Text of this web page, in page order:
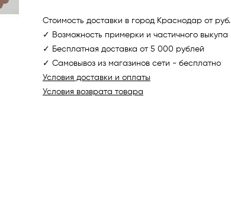
Стоимость доставки в город Краснодар от руб.
✓ Возможность примерки и частичного выкупа
✓ Бесплатная доставка от 5 000 рублей
✓ Самовывоз из магазинов сети - бесплатно
Условия доставки и оплаты
Условия возврата товара